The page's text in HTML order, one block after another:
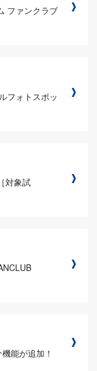
ファンクラブ
フォトスポッ
対象試
能が追加！